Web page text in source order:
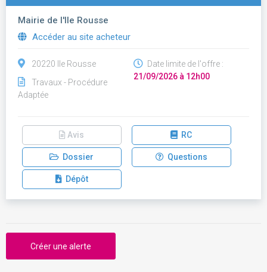
Mairie de l'Ile Rousse
Accéder au site acheteur
20220 Ile Rousse
Travaux - Procédure
Adaptée
Date limite de l'offre :
21/09/2026 à 12h00
Avis RC
Dossier Questions
Dépôt
Créer une alerte